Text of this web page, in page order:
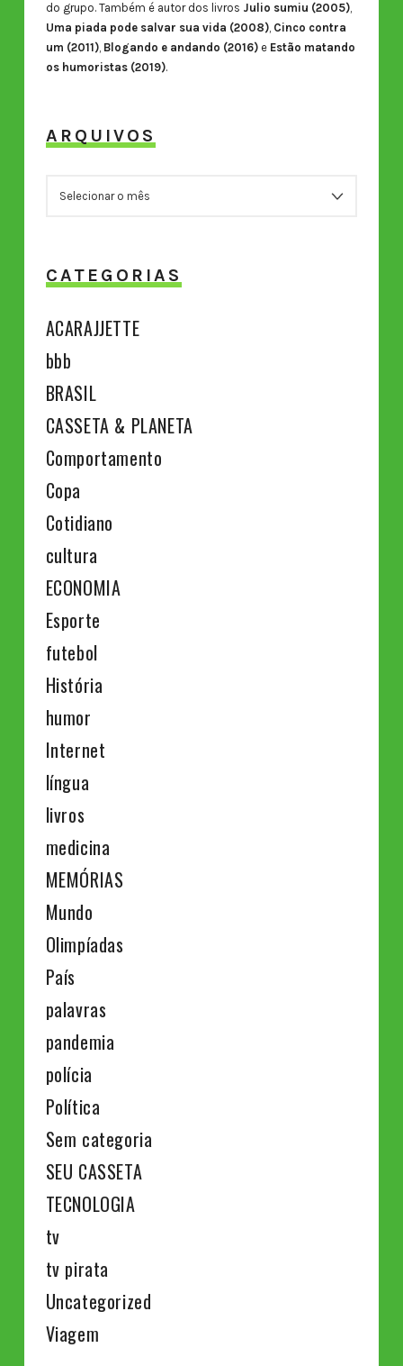
do grupo. Também é autor dos livros Julio sumiu (2005),
Uma piada pode salvar sua vida (2008), Cinco contra
um (2011), Blogando e andando (2016)e Estão matando
os humoristas (2019).
ARQUIVOS
CATEGORIAS
ACARAJJETTE
bbb
BRASIL
CASSETA & PLANETA
Comportamento
Copa
Cotidiano
cultura
ECONOMIA
Esporte
futebol
História
humor
Internet
língua
livros
medicina
MEMÓRIAS
Mundo
Olimpíadas
País
palavras
pandemia
polícia
Política
Sem categoria
SEU CASSETA
TECNOLOGIA
tv
tv pirata
Uncategorized
Viagem